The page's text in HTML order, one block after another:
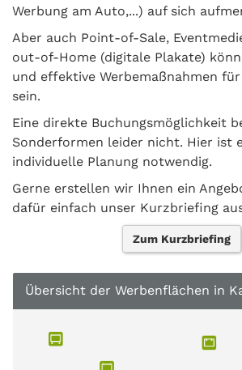
Werbung am Auto,...) auf sich
Aber auch Point-of-Sale,
out-of-Home (digitale Plakate)
und effektive Werbemaßnahmen
sein.
Eine direkte Buchungsmöglichkeit
Sonderformen leider nicht. Hier ist
individuelle Planung notwendig.
Gerne erstellen wir Ihnen ein
dafür einfach unser Kurzbriefing
Zum Kurzbriefing
Übersicht der Werbenflächen in